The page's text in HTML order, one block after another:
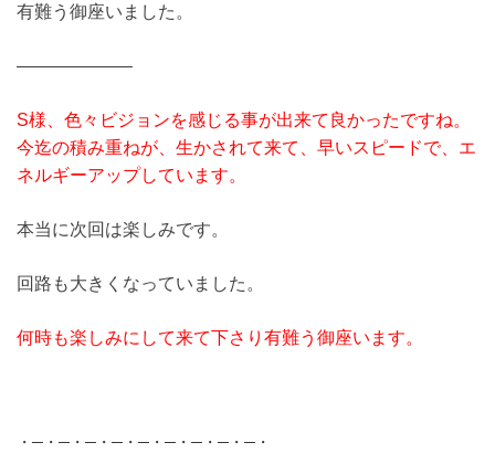
有難う御座いました。
——————–
S様、色々ビジョンを感じる事が出来て良かったですね。
今迄の積み重ねが、生かされて来て、早いスピードで、エ
ネルギーアップしています。
本当に次回は楽しみです。
回路も大きくなっていました。
何時も楽しみにして来て下さり有難う御座います。
・─・─・─・─・─・─・─・─・─・